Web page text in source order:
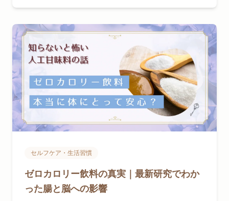
セルフケア・生活習慣
ゼロカロリー飲料の真実｜最新研究でわか
った腸と脳への影響